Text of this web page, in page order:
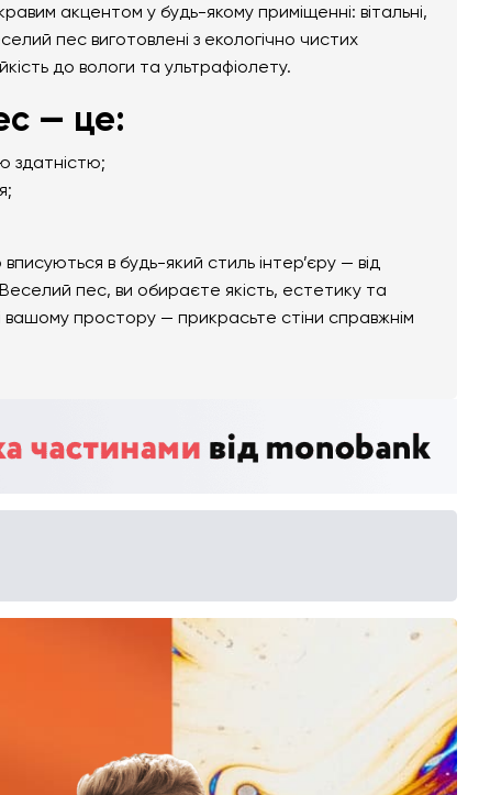
акцентом у будь-якому приміщенні: вітальні,
пес виготовлені з екологічно чистих
до вологи та ультрафіолету.
— це:
здатністю;
в будь-який стиль інтер’єру — від
пес, ви обираєте якість, естетику та
вашому простору — прикрасьте стіни справжнім